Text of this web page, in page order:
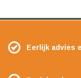
Eerlijk advies